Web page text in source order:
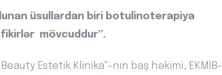
üsullardan biri botulinoterapiya
fikirlər mövcuddur”.
Estetik Klinika”-nın baş həkimi, EKMİB-